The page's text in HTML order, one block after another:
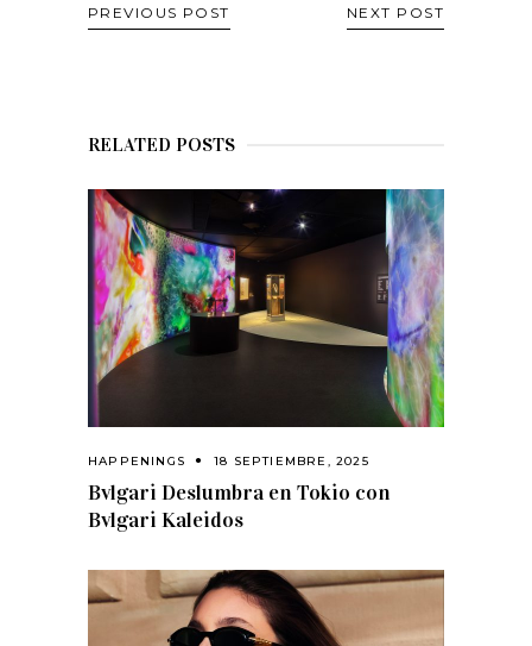
PREVIOUS POST NEXT POST
RELATED POSTS
HAPPENINGS 18 SEPTIEMBRE, 2025
Bvlgari Deslumbra en Tokio con
Bvlgari Kaleidos